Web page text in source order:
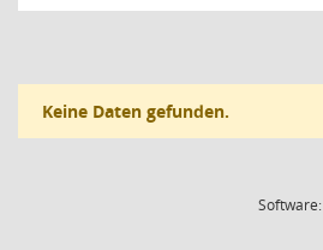
Keine Daten gefunden.
Software: